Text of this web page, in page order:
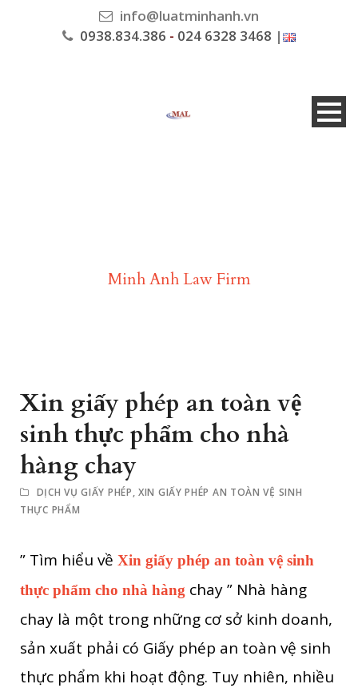
info@luatminhanh.vn
0938.834.386 - 024 6328 3468 |
Minh Anh Law Firm
Xin giấy phép an toàn vệ
sinh thực phẩm cho nhà
hàng chay
DỊCH VỤ GIẤY PHÉP, XIN GIẤY PHÉP AN TOÀN VỆ SINH
THỰC PHẨM
” Tìm hiểu về Xin giấy phép an toàn vệ sinh
thực phẩm cho nhà hàng chay ” Nhà hàng
chay là một trong những cơ sở kinh doanh,
sản xuất phải có Giấy phép an toàn vệ sinh
thực phẩm khi hoạt động. Tuy nhiên, nhiều